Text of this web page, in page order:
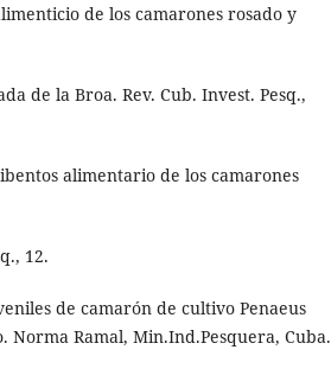
de los camarones rosado y
de la Broa. Rev. Cub. Invest. Pesq.,
alimentario de los camarones
12.
de camarón de cultivo Penaeus
Norma Ramal, Min.Ind.Pesquera, Cuba.